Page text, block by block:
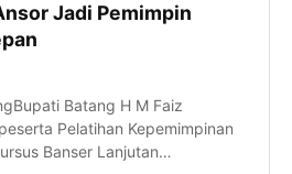
Jadi Pemimpin
Batang H M Faiz
Pelatihan Kepemimpinan
Banser Lanjutan